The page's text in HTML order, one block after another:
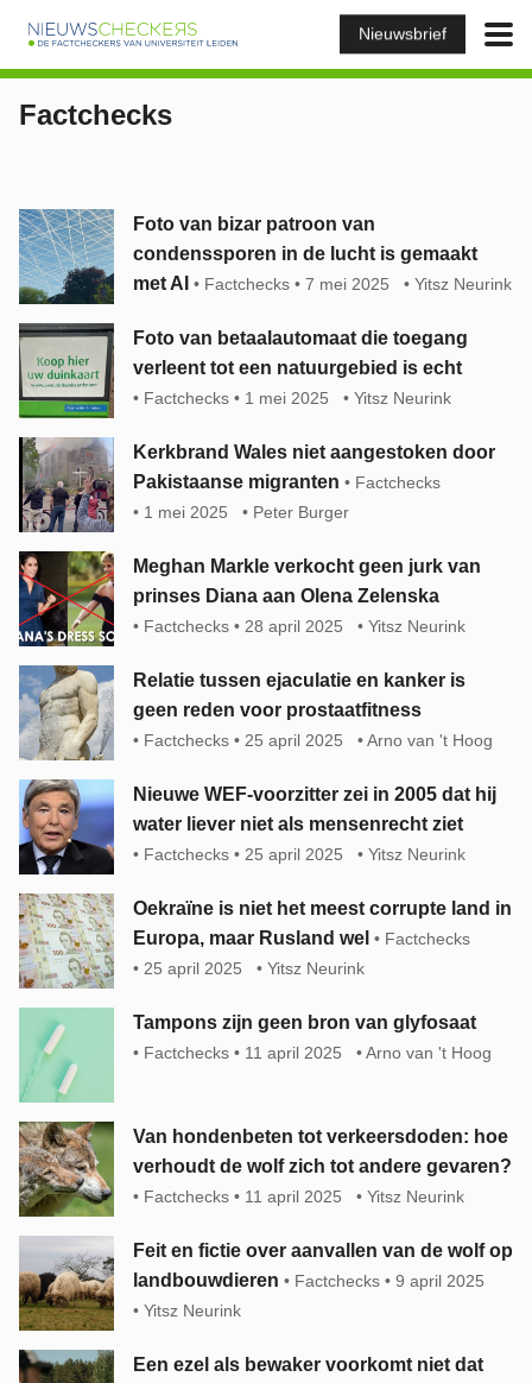
Nieuwsbrief
Factchecks
Foto van bizar patroon van
condenssporen in de lucht is gemaakt
met AI
Factchecks 7 mei 2025 Yitsz Neurink
Foto van betaalautomaat die toegang
verleent tot een natuurgebied is echt
Factchecks 1 mei 2025 Yitsz Neurink
Kerkbrand Wales niet aangestoken door
Pakistaanse migranten
Factchecks
1 mei 2025
Peter Burger
Meghan Markle verkocht geen jurk van
prinses Diana aan Olena Zelenska
Factchecks 28 april 2025 Yitsz Neurink
Relatie tussen ejaculatie en kanker is
geen reden voor prostaatfitness
Factchecks 25 april 2025 Arno van 't Hoog
Nieuwe WEF-voorzitter zei in 2005 dat hij
water liever niet als mensenrecht ziet
Factchecks 25 april 2025 Yitsz Neurink
Oekraïne is niet het meest corrupte land in
Europa, maar Rusland wel
Factchecks
25 april 2025
Yitsz Neurink
Tampons zijn geen bron van glyfosaat
Factchecks 11 april 2025 Arno van 't Hoog
Van hondenbeten tot verkeersdoden: hoe
verhoudt de wolf zich tot andere gevaren?
Factchecks 11 april 2025 Yitsz Neurink
Feit en fictie over aanvallen van de wolf op
landbouwdieren
Factchecks
9 april 2025
Yitsz Neurink
Een ezel als bewaker voorkomt niet dat